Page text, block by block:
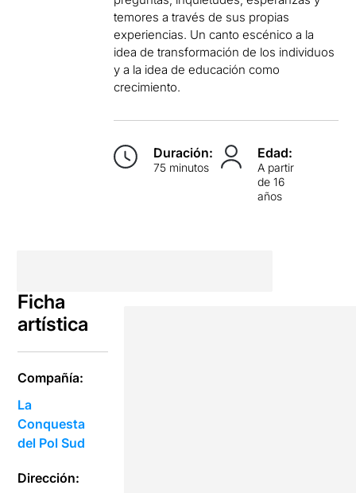
temores a través de sus propias
experiencias. Un canto escénico a la
idea de transformación de los individuos
y a la idea de educación como
crecimiento.
Duración:
75 minutos
Edad:
A partir
de 16
años
Ficha
artística
Compañía:
La
Conquesta
del Pol Sud
Dirección: